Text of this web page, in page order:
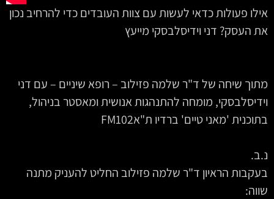
אילו פעולות כדאי לעשות עם צוות העובדים כדי להרחיב נכון
את העסק? דני וידיסלבסקי מייעץ
מתוך שיחה של ד"ר שלמה פזילוב – רופא שיניים – עם דני
וידיסלבסקי, מומחה להתנהגות אנושית ומאסטר בניהול,
בתוכנית 'מאני טיים' ברדיו ת"אFM102
נ.ב.
בעקבות הראיון ד"ר שלמה פזילוב החליט להעניק מתנה
שווה: